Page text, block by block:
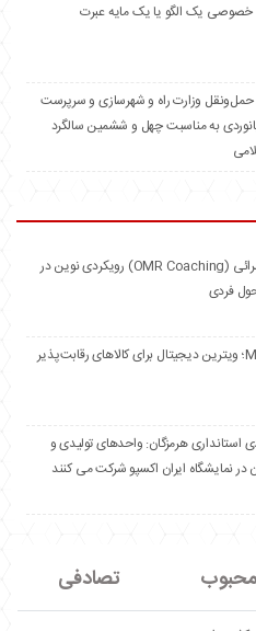
یک الگو یا یک مایه عبرت
حمل‌ونقل وزارت راه و شهرسازی و سرپرست
به مناسبت چهل و ششمین سالگرد
مدل مداخله‌ای عمرائی (OMR Coaching) رویکردی نوین در
فردی
Madeiniran.com؛ ویترین دیجیتال برای کالاهای رقابت‌پذیر
استانداری هرمزگان: واحدهای تولیدی و
در نمایشگاه ایران اکسپو شرکت می کنند
محبوب تصادفی